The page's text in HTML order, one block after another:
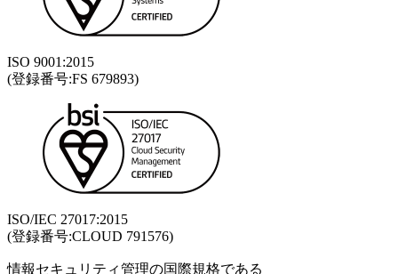
ISO 9001:2015
(登録番号:FS 679893)
ISO/IEC 27017:2015
(登録番号:CLOUD 791576)
情報セキュリティ管理の国際規格である